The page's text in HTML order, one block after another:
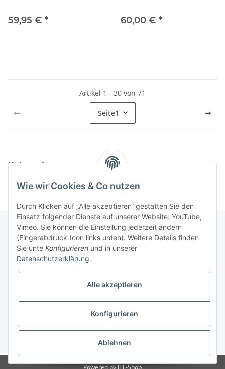
59,95 € * 60,00 € *
Artikel 1 - 30 von 71
Seite1
Kategorien
Unterstützung und Beratung unter:
+49 (0)2933 - 983 870-0
Gesetzliche Informationen
Powered by JTL-Shop
Wie wir Cookies & Co nutzen
Durch Klicken auf „Alle akzeptieren“ gestatten Sie den
Einsatz folgender Dienste auf unserer Website: YouTube,
Vimeo. Sie können die Einstellung jederzeit ändern
(Fingerabdruck-Icon links unten). Weitere Details finden
Sie unte Konfigurieren und in unserer
Datenschutzerklärung.
Alle akzeptieren
Konfigurieren
Ablehnen